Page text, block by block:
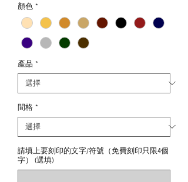
顏色 *
產品 *
間格 *
請填上要刻印的文字/符號（免費刻印只限4個
字） (選填)